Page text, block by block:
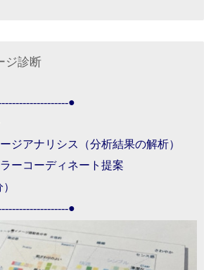
ジ診断
●
ジアナリシス
（分析結果の解析）
ーコーディネート提案
●